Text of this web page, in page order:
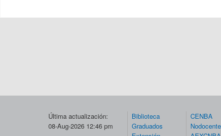
Última actualización:
08-Aug-2026 12:46 pm
Biblioteca
Graduados
CENBA